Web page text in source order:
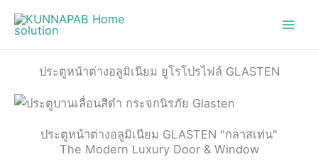
content
ประตูหน้าต่างอลูมิเนียม ยูโรโปรไฟล์ GLASTEN
ประตูหน้าต่างอลูมิเนียม GLASTEN "กลาสเท่น"
The Modern Luxury Door & Window